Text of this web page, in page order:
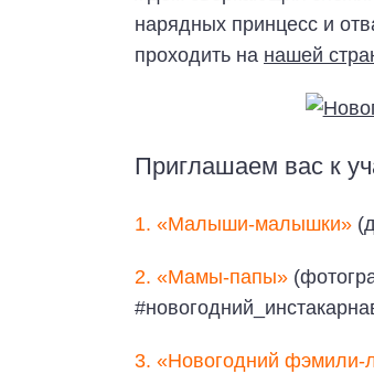
нарядных принцесс и
проходить на нашей
Приглашаем вас к
1. «Малыши-малышки»
2. «Мамы-папы»
3. «Новогодний фэмили-